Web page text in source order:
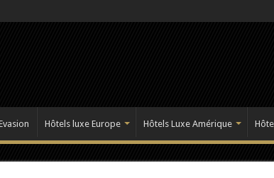
Hôtels luxe Europe Hôtels Luxe Amérique